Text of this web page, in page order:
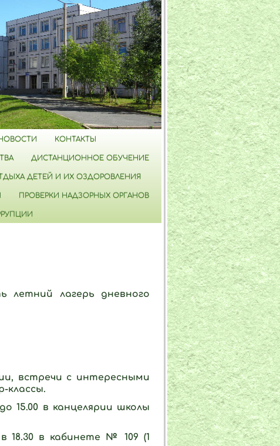
КОНТАКТЫ
ДИСТАНЦИОННОЕ ОБУЧЕНИЕ
ДЕТЕЙ И ИХ ОЗДОРОВЛЕНИЯ
ПРОВЕРКИ НАДЗОРНЫХ ОРГАНОВ
лагерь дневного
встречи с интересными
классы.
15.00 в канцелярии школы
18.30 в кабинете № 109 (1